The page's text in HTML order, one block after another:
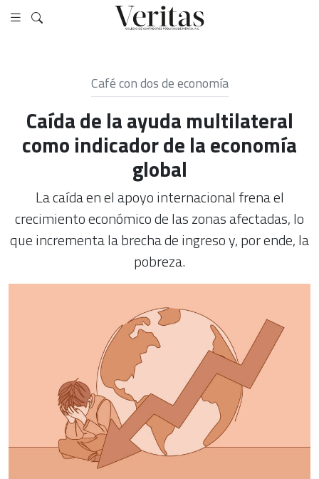
Café con dos de economía
Caída de la ayuda multilateral
como indicador de la economía
global
La caída en el apoyo internacional frena el
crecimiento económico de las zonas afectadas, lo
que incrementa la brecha de ingreso y, por ende, la
pobreza.